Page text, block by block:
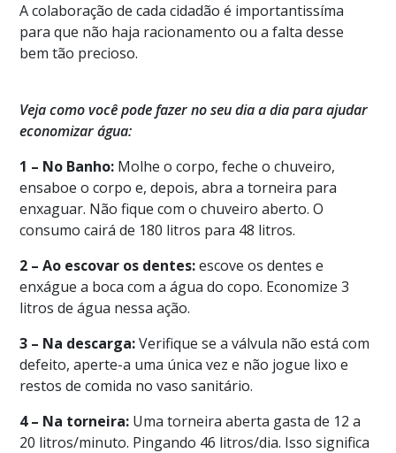
A colaboração de cada cidadão é importantissíma
para que não haja racionamento ou a falta desse
bem tão precioso.
Veja como você pode fazer no seu dia a dia para ajudar
economizar água:
1 – No Banho: Molhe o corpo, feche o chuveiro,
ensaboe o corpo e, depois, abra a torneira para
enxaguar. Não fique com o chuveiro aberto. O
consumo cairá de 180 litros para 48 litros.
2 – Ao escovar os dentes:escove os dentes e
enxágue a boca com a água do copo. Economize 3
litros de água nessa ação.
3 – Na descarga:Verifique se a válvula não está com
defeito, aperte-a uma única vez e não jogue lixo e
restos de comida no vaso sanitário.
4 – Na torneira: Uma torneira aberta gasta de 12 a
20 litros/minuto. Pingando 46 litros/dia. Isso significa